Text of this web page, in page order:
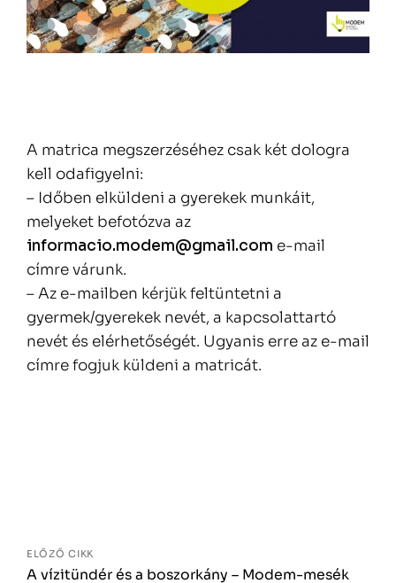
A matrica megszerzéséhez csak két dologra
kell odafigyelni:
– Időben elküldeni a gyerekek munkáit,
melyeket befotózva az
informacio.modem@gmail.com e-mail
címre várunk.
– Az e-mailben kérjük feltüntetni a
gyermek/gyerekek nevét, a kapcsolattartó
nevét és elérhetőségét. Ugyanis erre az e-mail
címre fogjuk küldeni a matricát.
ELŐZŐ CIKK
A vízitündér és a boszorkány – Modem-mesék